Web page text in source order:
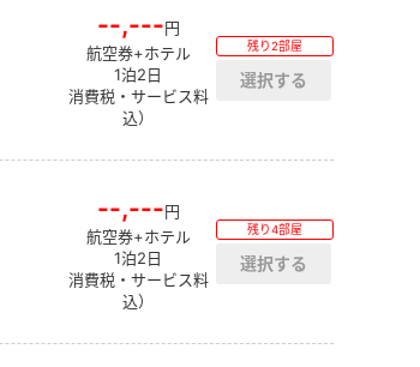
--,---円
航空券+ホテル
1泊2日
消費税・サービス料
込）
残り2部屋
--,---円
航空券+ホテル
1泊2日
消費税・サービス料
込）
残り4部屋